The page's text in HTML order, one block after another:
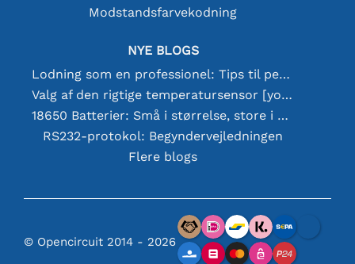
Modstandsfarvekodning
NYE BLOGS
Lodning som en professionel: Tips til perfekte elektroniske forbindelser
Valg af den rigtige temperatursensor [youtube]
18650 Batterier: Små i størrelse, store i ydeevne
RS232-protokol: Begyndervejledningen
Flere blogs
© Opencircuit 2014 - 2026